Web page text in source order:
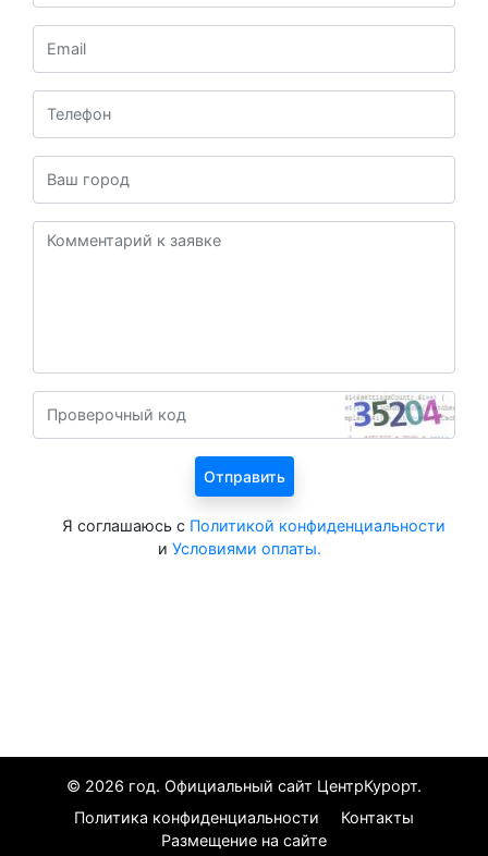
Я соглашаюсь с Политикой конфиденциальности
и Условиями оплаты.
© 2026 год. Официальный сайт ЦентрКурорт.
Политика конфиденциальности
Контакты
Размещение на сайте